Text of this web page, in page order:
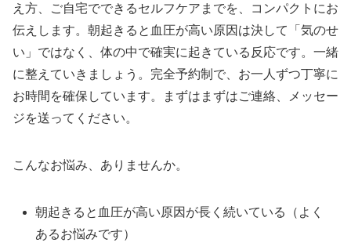
え方、ご自宅でできるセルフケアまでを、コンパクトにお
伝えします。朝起きると血圧が高い原因は決して「気のせ
い」ではなく、体の中で確実に起きている反応です。一緒
に整えていきましょう。完全予約制で、お一人ずつ丁寧に
お時間を確保しています。まずはまずはご連絡、メッセー
ジを送ってください。
こんなお悩み、ありませんか。
朝起きると血圧が高い原因が長く続いている（よく
あるお悩みです）